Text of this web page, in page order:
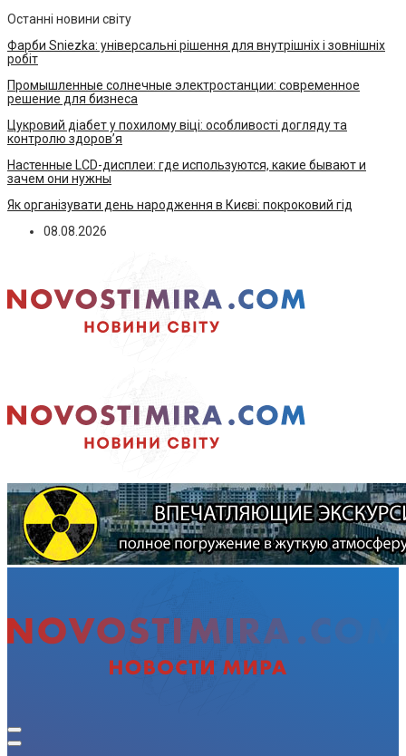
Останні новини світу
Фарби Sniezka: універсальні рішення для внутрішніх і зовнішніх
робіт
Промышленные солнечные электростанции: современное
решение для бизнеса
Цукровий діабет у похилому віці: особливості догляду та
контролю здоров’я
Настенные LCD-дисплеи: где используются, какие бывают и
зачем они нужны
Як організувати день народження в Києві: покроковий гід
08.08.2026